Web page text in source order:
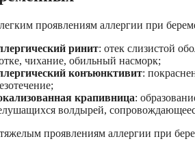
проявлениям аллергии при
ринит: отек слизистой
чихание, обильный насморк;
конъюнктивит:
крапивница:
волдырей,
проявлениям аллергии при